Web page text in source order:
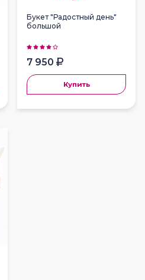
Букет "Радостный день"
большой
7 950
Купить